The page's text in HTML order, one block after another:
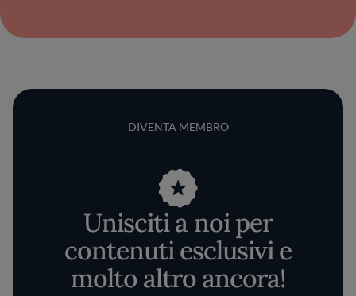
DIVENTA MEMBRO
Unisciti a noi per
contenuti esclusivi e
molto altro ancora!